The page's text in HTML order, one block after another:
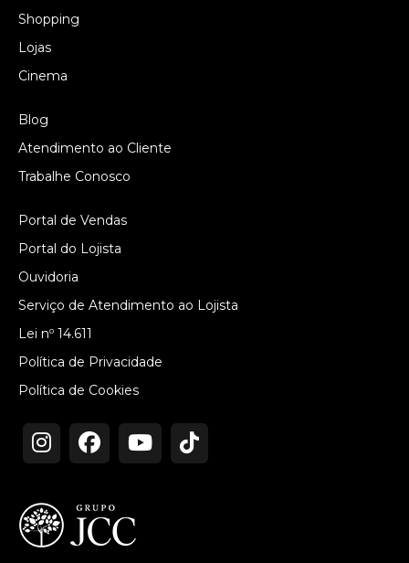
Shopping
Lojas
Cinema
Blog
Atendimento ao Cliente
Trabalhe Conosco
Portal de Vendas
Portal do Lojista
Ouvidoria
Serviço de Atendimento ao Lojista
Lei nº 14.611
Política de Privacidade
Política de Cookies